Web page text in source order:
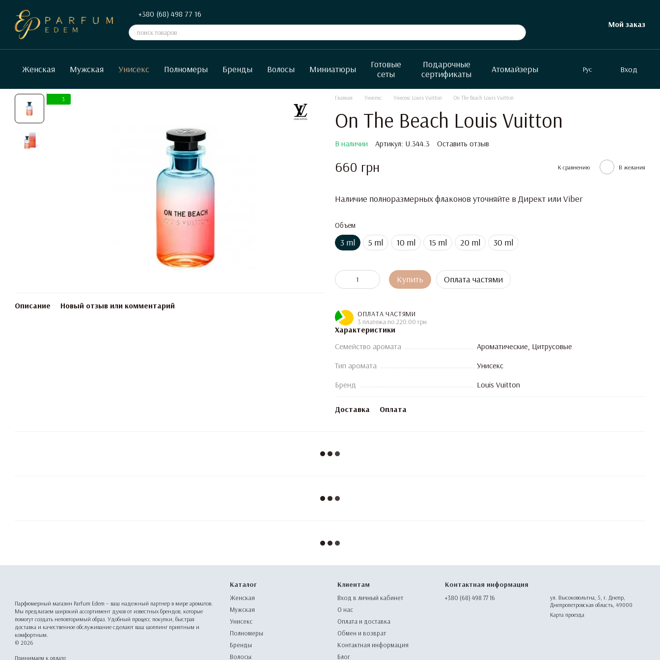
+380 (68) 498 77 16
Мой заказ
Женская Мужская Унисекс Полномеры Бренды Волосы Миниатюры
Готовые
сеты
Подарочные
сертификаты
Атомайзеры Рус Вход
3
Описание Новый отзыв или комментарий
Главная Унисекс Унисекс Louis Vuitton On The Beach Louis Vuitton
On The Beach Louis Vuitton
В наличии Артикул: U.344.3 Оставить отзыв
660 грн К сравнению В желания
Наличие полноразмерных флаконов уточняйте в Директ или Viber
Объем
3 ml 5 ml 10 ml 15 ml 20 ml 30 ml
Купить Оплата частями
ОПЛАТА ЧАСТЯМИ
3 платежа по 220.00 грн
Характеристики
Семейство аромата
Ароматические, Цитрусовые
Тип аромата
Унисекс
Бренд
Louis Vuitton
Доставка Оплата
Парфюмерный магазин Parfum Edem – ваш надежный партнер в мире ароматов.
Мы предлагаем широкий ассортимент духов от известных брендов, которые
помогут создать неповторимый образ. Удобный процесс покупки, быстрая
доставка и качественное обслуживание сделают ваш шоппинг приятным и
комфортным.
© 2026
Принимаем к оплате
Каталог
Женская
Мужская
Унисекс
Полномеры
Бренды
Волосы
Клиентам
Вход в личный кабинет
О нас
Оплата и доставка
Обмен и возврат
Контактная информация
Блог
Контактная информация
+380 (68) 498 77 16
ул. Высоковольтна, 5, г. Днепр,
Днепропетровская область, 49000
Карта проезда